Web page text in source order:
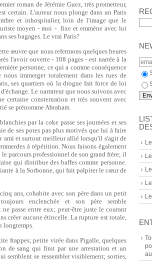
roman de Jérémie Guez, très prometteur,
certain. L'auteur nous plonge dans un Paris
et inhospitalier, loin de l'image que le
moyen - moi - fixe et emmène avec lui
ses bagages. Le vrai Paris?
œuvre que nous refermons quelques heures
l'avoir ouverte - 108 pages - est narrée à la
personne, ce qui a comme conséquence
nous immerger totalement dans les rues de
ses quartiers où la drogue fait force de loi
d'échange. Le narrateur que nous suivons avec
certaine consternation et très souvent avec
se prénomme Abraham.
par la coke passe ses journées et ses
de ses potes pas plus motivés que lui à faire
ami et surtout meilleur allié lorsqu'il s'agit de
à répétition. Nous faisons également
parcours professionnel de son grand frère; il
qui distribue des baffes comme personne.
à la Sorbonne, qui fait palpiter le cœur de
ans, cohabite avec son père dans un petit
enclenchée et son père semble
passe entre eux; peut-être juste le courant
créer aucune étincelle. La rupture est totale,
longtemps.
frappes; petite virée dans Pigalle, quelques
de sang qui finit par une arrestation et un
semblent se ressembler visiblement; sorties,